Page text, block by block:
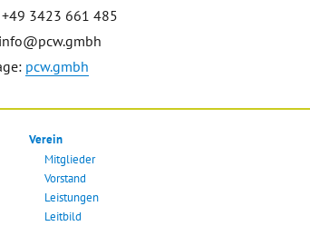
3423 661 485
pcw.gmbh
Verein
Mitglieder
Vorstand
Leistungen
Leitbild